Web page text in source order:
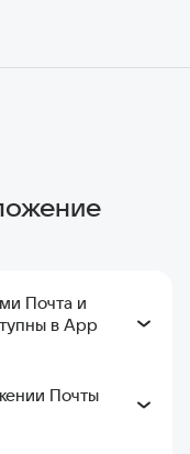
Почта и
в App
Почты